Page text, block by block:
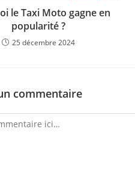
le Taxi Moto gagne en
popularité ?
25 décembre 2024
commentaire